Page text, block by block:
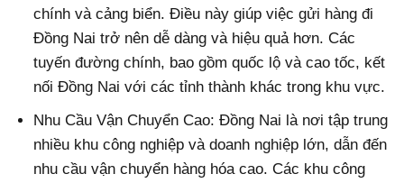
chính và cảng biển. Điều này giúp việc gửi hàng đi
Đồng Nai trở nên dễ dàng và hiệu quả hơn. Các
tuyến đường chính, bao gồm quốc lộ và cao tốc, kết
nối Đồng Nai với các tỉnh thành khác trong khu vực.
Nhu Cầu Vận Chuyển Cao: Đồng Nai là nơi tập trung
nhiều khu công nghiệp và doanh nghiệp lớn, dẫn đến
nhu cầu vận chuyển hàng hóa cao. Các khu công